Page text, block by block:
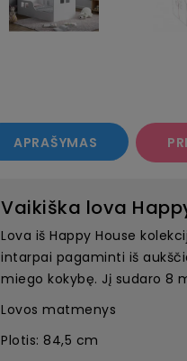
APRAŠYMAS
Vaikiška lova
Lova iš Happy House
intarpai pagaminti iš
miego kokybę. Jį sudaro 8
Lovos matmenys
Plotis: 84,5 cm